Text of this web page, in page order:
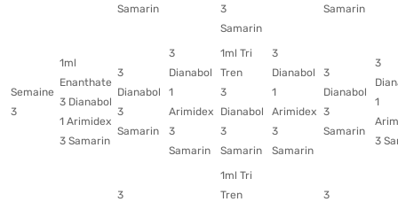
Samarin
3
Samarin
Samarin
Semaine
3
1ml
Enanthate
3 Dianabol
1 Arimidex
3 Samarin
3
Dianabol
3
Samarin
3
Dianabol
1
Arimidex
3
Samarin
1ml Tri
Tren
3
Dianabol
3
Samarin
3
Dianabol
1
Arimidex
3
Samarin
3
Dianabol
3
Samarin
3
1
3
3
1ml Tri
Tren
3